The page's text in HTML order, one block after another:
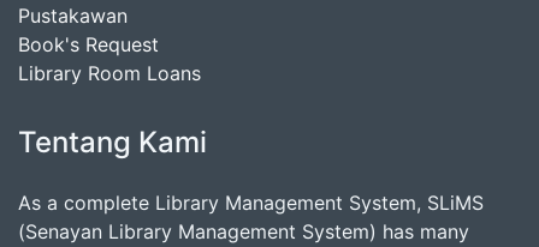
Pustakawan
Book's Request
Library Room Loans
Tentang Kami
As a complete Library Management System, SLiMS
(Senayan Library Management System) has many